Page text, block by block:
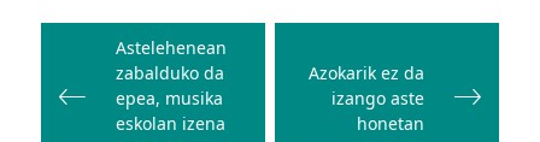
Bidalketetan
zehar
nabigatu
Astelehenean
zabalduko da
epea, musika
eskolan izena
Azokarik ez da
izango aste
honetan